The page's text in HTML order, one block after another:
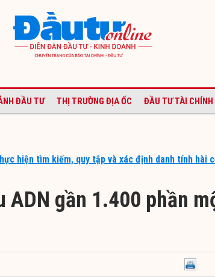
ĐẦU TƯ THỊ TRƯỜNG ĐỊA ỐC ĐẦU TƯ TÀI CHÍNH
hiện tìm kiếm, quy tập và xác định danh tính hài
ADN gần 1.400 phần